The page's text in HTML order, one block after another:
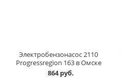
Электробензонасос 2110
Progressregion 163 в Омске
864 руб.